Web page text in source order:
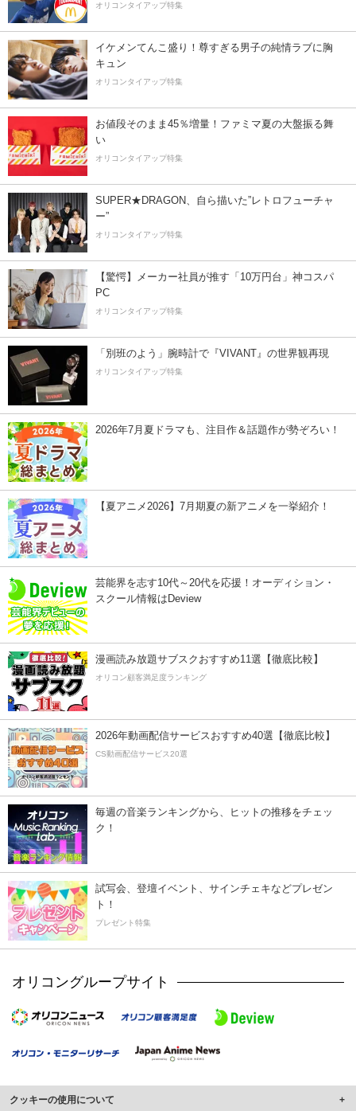
オリコンタイアップ特集
イケメンてんこ盛り！尊すぎる男子の純情ラブに胸
キュン
オリコンタイアップ特集
お値段そのまま45％増量！ファミマ夏の大盤振る舞
い
オリコンタイアップ特集
SUPER★DRAGON、自ら描いた”レトロフューチャ
ー”
オリコンタイアップ特集
【驚愕】メーカー社員が推す「10万円台」神コスパ
PC
オリコンタイアップ特集
「別班のよう」腕時計で『VIVANT』の世界観再現
オリコンタイアップ特集
2026年7月夏ドラマも、注目作＆話題作が勢ぞろい！
【夏アニメ2026】7月期夏の新アニメを一挙紹介！
芸能界を志す10代～20代を応援！オーディション・
スクール情報はDeview
漫画読み放題サブスクおすすめ11選【徹底比較】
オリコン顧客満足度ランキング
2026年動画配信サービスおすすめ40選【徹底比較】
CS動画配信サービス20選
毎週の音楽ランキングから、ヒットの推移をチェッ
ク！
試写会、登壇イベント、サインチェキなどプレゼン
ト！
プレゼント特集
オリコングループサイト
クッキーの使用について